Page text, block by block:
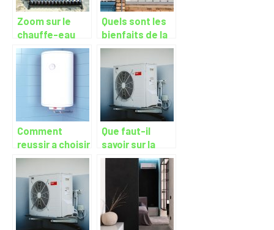
Zoom sur le
chauffe-eau
ecologique
Quels sont les
bienfaits de la
pompe a
chaleur air-eau
Comment
reussir a choisir
son chauffe-
eau electrique
Que faut-il
savoir sur la
pompe a
chaleur ?